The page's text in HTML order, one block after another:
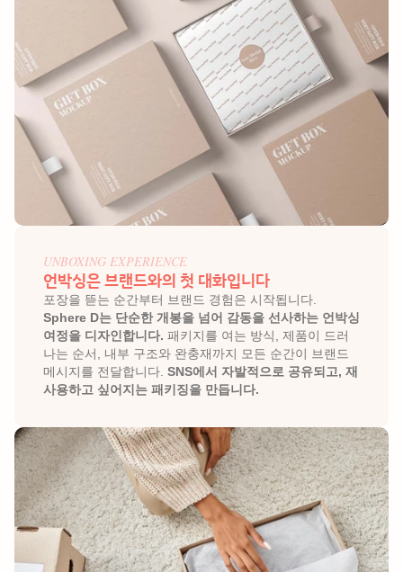
UNBOXING EXPERIENCE
언박싱은 브랜드와의 첫 대화입니다
Sphere D는 단순한 개봉을 넘어 감동을 선사하는 언박싱
여정을 디자인합니다. 패키지를 여는 방식, 제품이 드러
나는 순서, 내부 구조와 완충재까지 모든 순간이 브랜드
메시지를 전달합니다. SNS에서 자발적으로 공유되고, 재
사용하고 싶어지는 패키징을 만듭니다.